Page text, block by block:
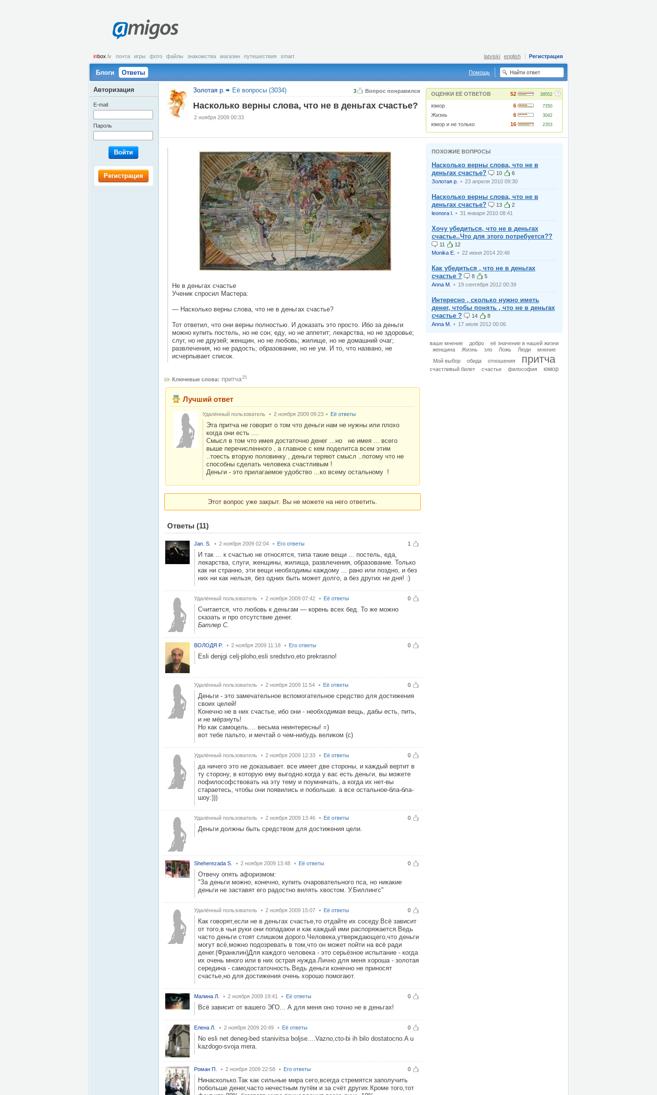
amigos
inbox .lv почта игры фото файлы знакомства магазин путешествия smart Регистрация
latviski english
Блоги Ответы Помощь
3 Вопрос понравился
Золотая р. Её вопросы (3034)
Насколько верны слова, что не в деньгах счастье?
2 ноября 2009 00:33
ОЦЕНКИ ЕЁ ОТВЕТОВ 52 39552 ?
юмор 6 7350
Жизнь 6 3042
юмор и не только 16 2353
Не в деньгах счастье
Ученик спросил Мастера:
— Насколько верны слова, что не в деньгах счастье?
Тот ответил, что они верны полностью. И доказать это просто. Ибо за деньги
можно купить постель, но не сон; еду, но не аппетит; лекарства, но не здоровье;
слуг, но не друзей; женщин, но не любовь; жилище, но не домашний очаг;
развлечения, но не радость; образование, но не ум. И то, что названо, не
исчерпывает список.
Ключевые слова: притча25
Лучший ответ
Удалённый пользователь 2 ноября 2009 09:23 Её ответы
Эта притча не говорит о том что деньги нам не нужны или плохо
когда они есть ....
Смысл в том что имея достаточно денег ...но не имея ... всего
выше перечисленного , а главное с кем поделитса всем этим
..тоесть вторую половинку , деньги теряют смысл ..потому что не
способны сделать человека счастливым !
Деньги - это прилагаемое удобство ...ко всему остальному !
Этот вопрос уже закрыт. Вы не можете на него ответить.
Ответы (11)
1
Jan. S. 2 ноября 2009 02:04 Его ответы
И так ... к счастью не относятся, типа такие вещи ... постель, еда,
лекарства, слуги, женщины, жилища, развлечения, образование. Только
как ни странно, эти вещи необходимы каждому ... рано или поздно, и без
них ни как нельзя, без одних быть может долго, а без других ни дня! :)
0
Удалённый пользователь 2 ноября 2009 07:42 Её ответы
Считается, что любовь к деньгам — корень всех бед. То же можно
сказать и про отсутствие денег.
Батлер С.
0
ВОЛОДЯ P. 2 ноября 2009 11:18 Его ответы
Esli denjgi celj-ploho,esli sredstvo,eto prekrasno!
0
Удалённый пользователь 2 ноября 2009 11:54 Её ответы
Деньги - это замечательное вспомогательное средство для достижения
своих целей!
Конечно не в них счастье, ибо они - необходимая вещь, дабы есть, пить,
и не мёрзнуть!
Но как самоцель.... весьма неинтересны! =)
вот тебе пальто, и мечтай о чем-нибудь великом (с)
0
Удалённый пользователь 2 ноября 2009 12:33 Её ответы
да ничего это не доказывает. все имеет две стороны, и каждый вертит в
ту сторону, в которую ему выгодно.когда у вас есть деньги, вы можете
пофилософствовать на эту тему и поумничать, а когда их нет-вы
стараетесь, чтобы они появились и побольше. а все остальное-бла-бла-
шоу:)))
0
Удалённый пользователь 2 ноября 2009 13:46 Её ответы
Деньги должны быть средством для достижения цели.
0
Sheherezada S. 2 ноября 2009 13:48 Её ответы
Отвечу опять афоризмом:
"За деньги можно, конечно, купить очаровательного пса, но никакие
деньги не заставят его радостно вилять хвостом. У.Биллингс"
0
Удалённый пользователь 2 ноября 2009 15:07 Её ответы
Как говорят,если не в деньгах счастье,то отдайте их соседу.Всё зависит
от того,в чьи руки они попадаюи и как каждый ими распоряжается.Ведь
часто деньги стоят слишком дорого.Человека,утверждающего,что деньги
могут всё,можно подозревать в том,что он может пойти на всё ради
денег.(Франклин)Для каждого человека - это серьёзное испытание - когда
их очень много или в них острая нужда.Лично для меня хороша - золотая
середина - самодостаточность.Ведь деньги конечно не приносят
счастье,но для достижения очень хорошо помогают.
0
Малина Л. 2 ноября 2009 19:41 Её ответы
Всё зависит от вашего ЭГО... А для меня оно точно не в деньгах!
0
Eлена Л. 2 ноября 2009 20:49 Её ответы
No esli net deneg-bed stanivitsa boljse....Vazno,cto-bi ih bilo dostatocno.A u
kazdogo-svoja mera.
0
Роман П. 2 ноября 2009 22:58 Его ответы
Нинасколько.Так как сильные мира сего,всегда стремятся заполучить
побольше денег,часто нечестным путём и за счёт других.Кроме того,тот
ПОХОЖИЕ ВОПРОСЫ
Насколько верны слова, что не в
деньгах счастье?
10
6
Золотая р.
23 апреля 2010 09:30
Насколько верны слова, что не в
деньгах счастье?
13
2
leonora l.
31 января 2010 08:41
Хочу убедиться, что не в деньгах
счастье..Что для этого потребуется??
11
12
Monika E.
22 июня 2014 20:46
Как убедиться , что не в деньгах
счастье ?
8
5
Anna M.
19 сентября 2012 00:39
Интересно , сколько нужно иметь
денег, чтобы понять , что не в деньгах
счастье ?
14
8
Anna M.
17 июля 2012 00:06
ваше мнение добро
её значение в нашей жизни
женщина
Жизнь зло Ложь Люди
мнение
Мой выбор
обида отношения притча
счастливый билет счастье философия юмор
Авторизация
E-mail
Пароль
Войти
Регистрация